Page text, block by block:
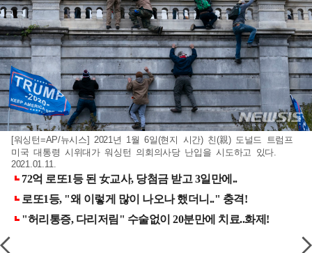
[워싱턴=AP/뉴시스] 2021년 1월 6일(현지 시간) 친(親) 도널드 트럼프
미국 대통령 시위대가 워싱턴 의회의사당 난입을 시도하고 있다.
2021.01.11.